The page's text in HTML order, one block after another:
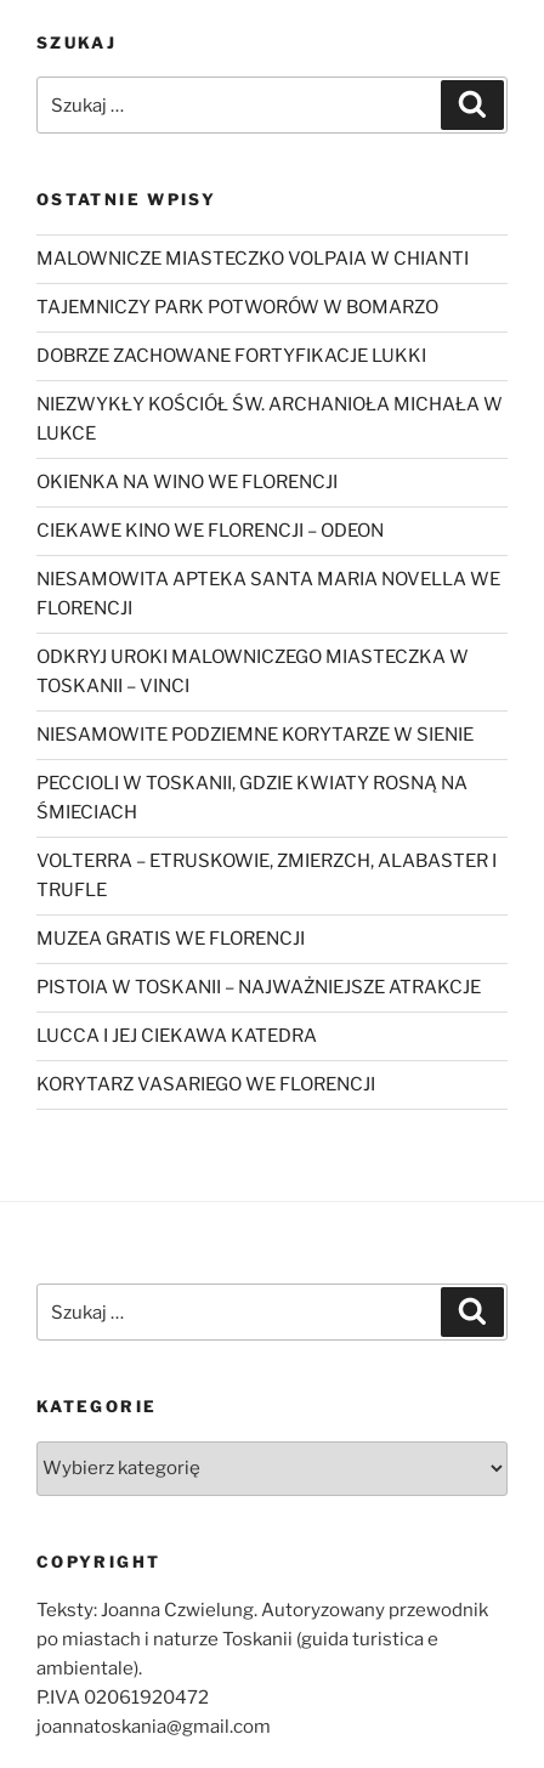
SZUKAJ
OSTATNIE WPISY
MALOWNICZE MIASTECZKO VOLPAIA W CHIANTI
TAJEMNICZY PARK POTWORÓW W BOMARZO
DOBRZE ZACHOWANE FORTYFIKACJE LUKKI
NIEZWYKŁY KOŚCIÓŁ ŚW. ARCHANIOŁA MICHAŁA W
LUKCE
OKIENKA NA WINO WE FLORENCJI
CIEKAWE KINO WE FLORENCJI – ODEON
NIESAMOWITA APTEKA SANTA MARIA NOVELLA WE
FLORENCJI
ODKRYJ UROKI MALOWNICZEGO MIASTECZKA W
TOSKANII – VINCI
NIESAMOWITE PODZIEMNE KORYTARZE W SIENIE
PECCIOLI W TOSKANII, GDZIE KWIATY ROSNĄ NA
ŚMIECIACH
VOLTERRA – ETRUSKOWIE, ZMIERZCH, ALABASTER I
TRUFLE
MUZEA GRATIS WE FLORENCJI
PISTOIA W TOSKANII – NAJWAŻNIEJSZE ATRAKCJE
LUCCA I JEJ CIEKAWA KATEDRA
KORYTARZ VASARIEGO WE FLORENCJI
KATEGORIE
COPYRIGHT
Teksty: Joanna Czwielung. Autoryzowany przewodnik
po miastach i naturze Toskanii (guida turistica e
ambientale).
P.IVA 02061920472
joannatoskania@gmail.com